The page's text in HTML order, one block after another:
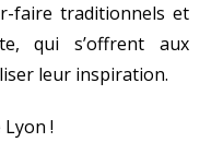
faire traditionnels et
qui s’offrent aux
leur inspiration.
!